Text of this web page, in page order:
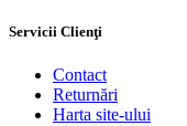
Servicii Clienţi
Contact
Returnări
Harta site-ului